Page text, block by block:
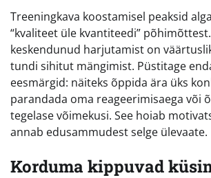
Treeningkava koostamisel peaksid
“kvaliteet üle kvantiteedi”
keskendunud harjutamist on
tundi sihitut mängimist. Püstitage
eesmärgid: näiteks õppida ära üks
parandada oma reageerimisaega või
tegelase võimekusi. See hoiab
annab edusammudest selge ülevaate.
Korduma kippuvad